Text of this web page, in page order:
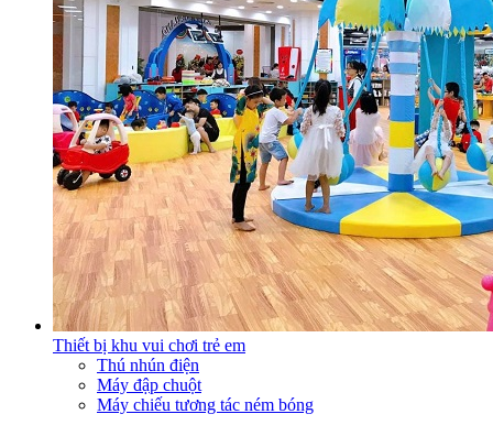
Thiết bị khu vui chơi trẻ em
Thú nhún điện
Máy đập chuột
Máy chiếu tương tác ném bóng